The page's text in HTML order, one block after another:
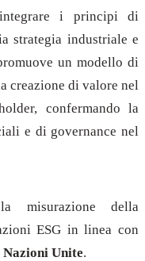
i principi di
strategia industriale e
un modello di
creazione di valore nel
confermando la
e di governance nel
misurazione della
ESG in linea con
Unite.